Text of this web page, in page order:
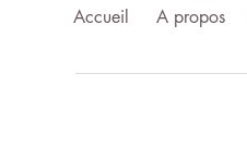
Accueil A propos